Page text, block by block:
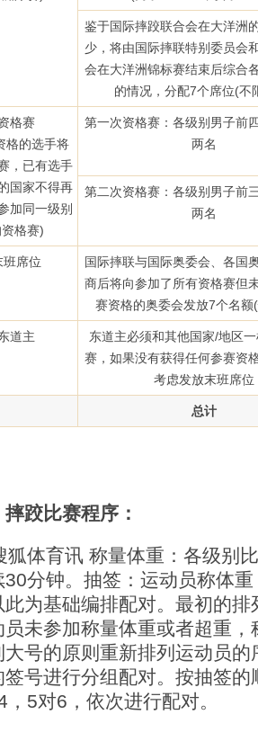
鉴于国际摔跤联合会在大洋洲
少，将由国际摔联特别委员会
会在大洋洲锦标赛结束后综合
的情况，分配7个席位(不
格赛
格的选手将
，已有选手
国家不得再
加同一级别
资格赛)
第一次资格赛：各级别男子前
两名
第二次资格赛：各级别男子前
两名
班席位
国际摔联与国际奥委会、各国
商后将向参加了所有资格赛但
赛资格的奥委会发放7个名额
道主
东道主必须和其他国家/地区
赛，如果没有获得任何参赛资
考虑发放末班席位
总计
比赛程序：
体育讯 称量体重：各级别
30分钟。抽签：运动员称体
此为基础编排配对。最初的
员未参加称量体重或者超重
大号的原则重新排列运动员
签号进行分组配对。按抽签
，5对6，依次进行配对。